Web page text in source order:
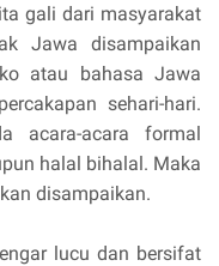
gali dari masyarakat
Jawa disampaikan
atau bahasa Jawa
sehari-hari.
acara-acara formal
halal bihalal. Maka
disampaikan.
lucu dan bersifat